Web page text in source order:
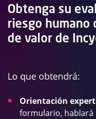
Obtenga su
riesgo humano
de valor de
Lo que obtendrá:
Orientación
formulario, hablará